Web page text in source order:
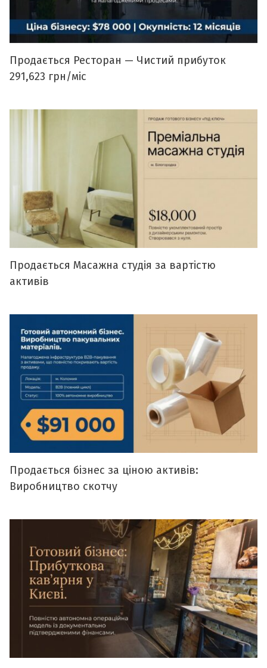
Продається Ресторан — Чистий прибуток
291,623 грн/міс
Продається Масажна студія за вартістю
активів
Продається бізнес за ціною активів:
Виробництво скотчу